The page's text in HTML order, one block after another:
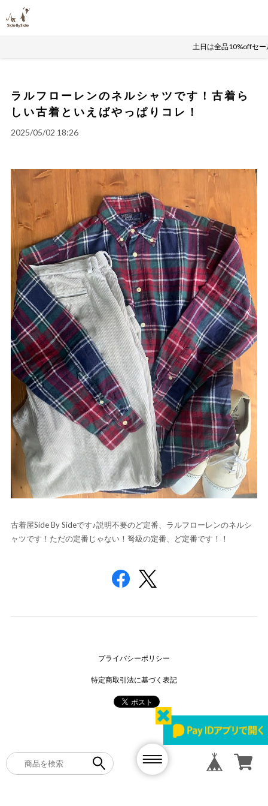
土日は全品10%offセ
ラルフローレンのネルシャツです！古着ら
しい古着といえばやっぱりコレ！
2025/05/02 18:26
古着屋Side By Sideです♪説明不要のど定番、ラルフローレンのネルシ
ャツです！ただの定番じゃない！弩級の定番、ど定番です！！
プライバシーポリシー
特定商取引法に基づく表記